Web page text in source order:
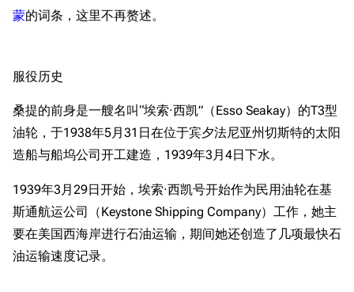
蒙的词条，这里不再赘述。
服役历史
桑提的前身是一艘名叫“埃索·西凯”（Esso Seakay）的T3型
油轮，于1938年5月31日在位于宾夕法尼亚州切斯特的太阳
造船与船坞公司开工建造，1939年3月4日下水。
1939年3月29日开始，埃索·西凯号开始作为民用油轮在基
斯通航运公司（Keystone Shipping Company）工作，她主
要在美国西海岸进行石油运输，期间她还创造了几项最快石
油运输速度记录。